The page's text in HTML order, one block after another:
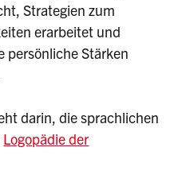
Strategien zum
erarbeitet und
persönliche Stärken
darin, die sprachlichen
Logopädie der